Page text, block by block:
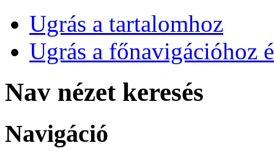
Ugrás a tartalomhoz
Ugrás a főnavigációhoz
Nav nézet keresés
Navigáció